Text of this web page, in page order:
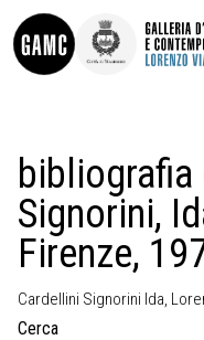
INFO
CONTATTI
DIDATTICA
SHOP
LE COLLEZIONI
GLI AUTORI
LORENZO VIANI
bibliografia
Signorini,
Firenze,
Cardellini Signorini Ida,
Cerca